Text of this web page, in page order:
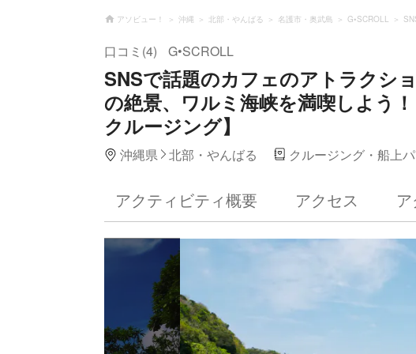
アソビュー！ 沖縄 北部・やんばる 名護市・奥武島 G•SCROLL
口コミ(4) G•SCROLL
SNSで話題のカフェのアトラクシ
の絶景、ワルミ海峡を満喫しよう
クルージング】
沖縄県 北部・やんばる クルージング・船上
アクティビティ概要 アクセス